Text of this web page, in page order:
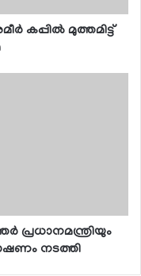
കപ്പില്‍ മുത്തമിട്ട്
പ്രധാനമന്ത്രിയും
നടത്തി